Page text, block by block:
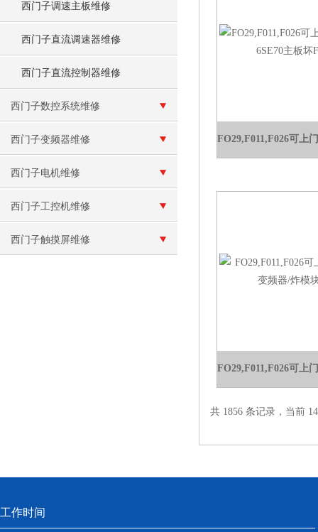
西门子调速主板维修
西门子直流调速器维修
西门子直流控制器维修
西门子数控系统维修
西门子变频器维修
西门子电机维修
西门子工控机维修
西门子触摸屏维修
共 1856 条记录，当前
工作时间